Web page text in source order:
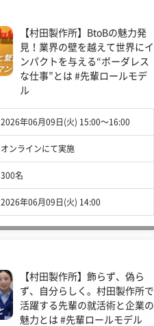
【村田製作所】BtoBの魅力発
見！業界の壁を越えて世界にイ
ンパクトを与える“ボーダレス
な仕事”とは #先輩ロールモデ
ル
2026年06月09日(火) 15:00〜16:00
オンラインにて実施
300名
2026年06月09日(火) 14:00
【村田製作所】飾らず、偽ら
ず、自分らしく。村田製作所で
活躍する先輩の就活術と企業の
魅力とは #先輩ロールモデル